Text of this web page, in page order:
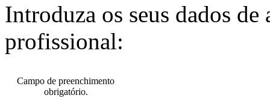
Introduza os seus dados de
profissional:
Campo de preenchimento
obrigatório.